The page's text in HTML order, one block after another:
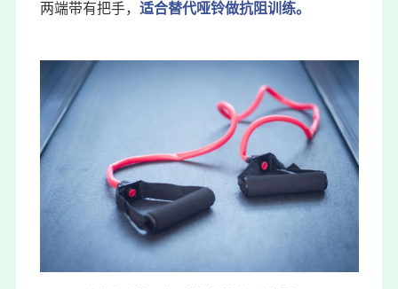
两端带有把手， 适合替代哑铃做抗阻训练。